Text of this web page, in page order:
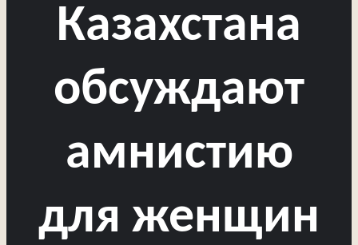
Казахстана
обсуждают
амнистию
для женщин